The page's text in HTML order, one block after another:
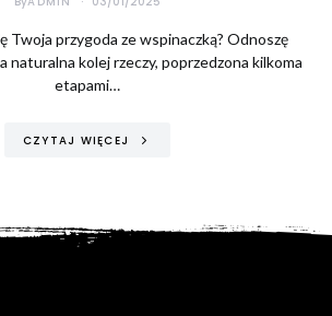
Twoja przygoda ze wspinaczką? Odnoszę
naturalna kolej rzeczy, poprzedzona kilkoma
etapami…
CZYTAJ WIĘCEJ